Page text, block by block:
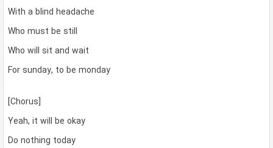
With a blind headache
Who must be still
Who will sit and wait
For sunday, to be monday
[Chorus]
Yeah, it will be okay
Do nothing today